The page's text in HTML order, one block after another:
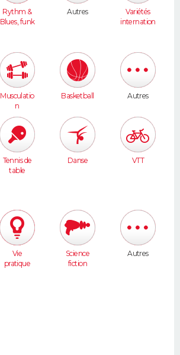
Rythm &
Blues, funk
Autres
Variétés
internation
Musculatio
n
Basketball Autres
Tennis de
table
Danse VTT
Vie
pratique
Science
fiction
Autres